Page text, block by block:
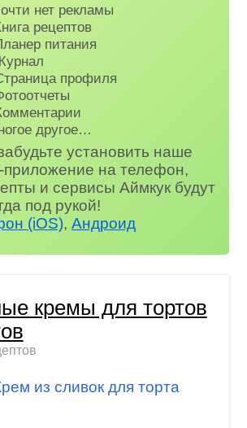
нет рекламы
рецептов
питания
профиля
другое…
установить наше
приложение на телефон,
и сервисы Аймкук будут
под рукой!
(iOS),Андроид
кремы для тортов
из сливок для торта